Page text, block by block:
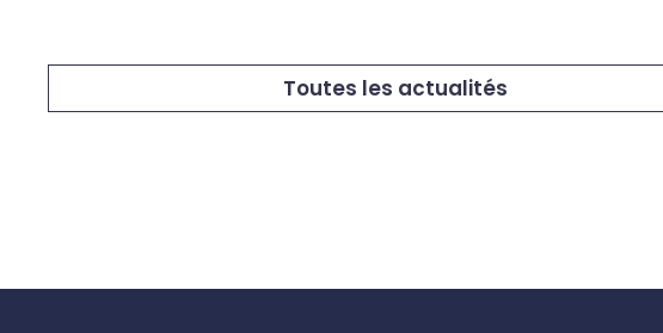
Toutes les actualités